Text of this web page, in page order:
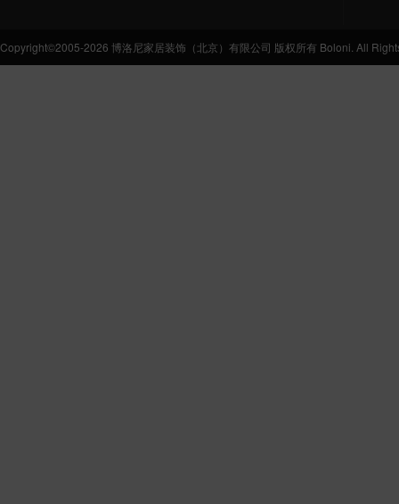
Copyright©2005-2026 博洛尼家居装饰（北京）有限公司 版权所有 Boloni. All